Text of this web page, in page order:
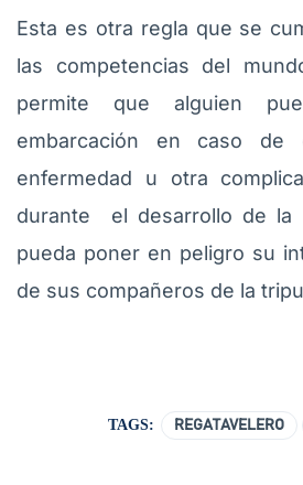
Esta es otra regla que se
las competencias del
permite que alguien
embarcación en caso de
enfermedad u otra
durante el desarrollo de la
pueda poner en peligro su
de sus compañeros de la
TAGS: REGATAVELERO